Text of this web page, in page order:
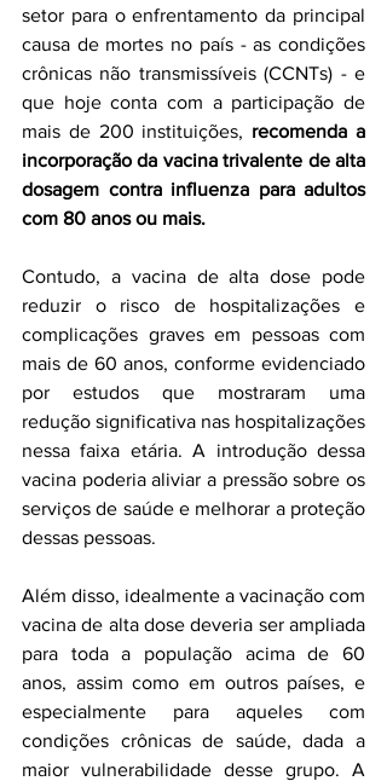
setor para o enfrentamento da principal
causa de mortes no país - as condições
crônicas não transmissíveis (CCNTs) - e
que hoje conta com a participação de
mais de 200 instituições, recomenda a
incorporação da vacina trivalente de alta
dosagem contra influenza para adultos
com 80 anos ou mais.
Contudo, a vacina de alta dose pode
reduzir o risco de hospitalizações e
complicações graves em pessoas com
mais de 60 anos, conforme evidenciado
por estudos que mostraram uma
redução significativa nas hospitalizações
nessa faixa etária. A introdução dessa
vacina poderia aliviar a pressão sobre os
serviços de saúde e melhorar a proteção
dessas pessoas.
Além disso, idealmente a vacinação com
vacina de alta dose deveria ser ampliada
para toda a população acima de 60
anos, assim como em outros países, e
especialmente para aqueles com
condições crônicas de saúde, dada a
maior vulnerabilidade desse grupo. A